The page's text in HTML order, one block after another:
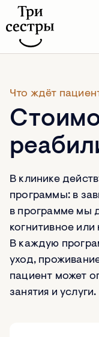
Что ждёт
В клинике
программы: в
в программе мы
когнитивное
В каждую
уход,
пациент может
занятия и услуги.